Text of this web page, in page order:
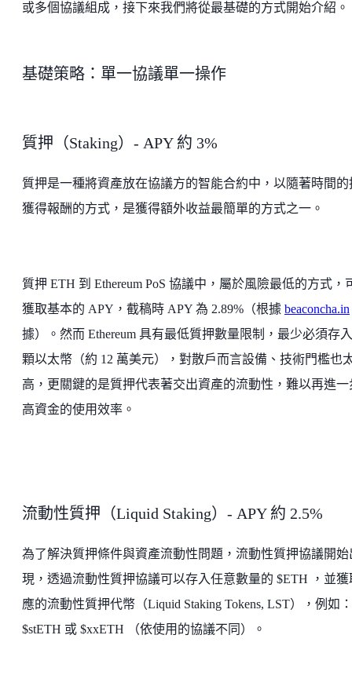
或多個協議組成，接下來我們將從最基礎的方式開始介紹。
基礎策略：單一協議單一操作
質押（Staking）- APY 約 3%
質押是一種將資產放在協議方的智能合約中，以隨著時間的
獲得報酬的方式，是獲得額外收益最簡單的方式之一。
質押 ETH 到 Ethereum PoS 協議中，屬於風險最低的方式，
獲取基本的 APY，截稿時 APY 為 2.89%（根據 beaconcha.in
據）。然而 Ethereum 具有最低質押數量限制，最少必須存
顆以太幣（約 12 萬美元），對散戶而言設備、技術門檻也
高，更關鍵的是質押代表著交出資產的流動性，難以再進一
高資金的使用效率。
流動性質押（Liquid Staking）- APY 約 2.5%
為了解決質押條件與資產流動性問題，流動性質押協議開始
現，透過流動性質押協議可以存入任意數量的 $ETH ，並獲
應的流動性質押代幣（Liquid Staking Tokens, LST），例如：
$stETH 或 $xxETH （依使用的協議不同）。